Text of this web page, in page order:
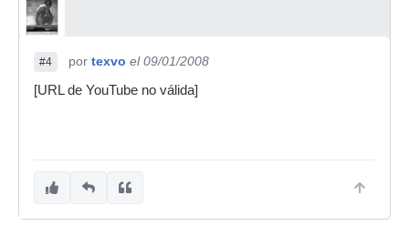
#4 por texvo el 09/01/2008
[URL de YouTube no válida]